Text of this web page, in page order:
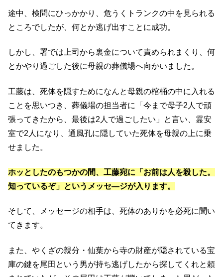
途中、検問にひっかかり、危うくトランクの中を見られる
ところでしたが、何とか逃げ出すことに成功。
しかし、署では上司から裏金について責められまくり、何
とかやり過ごした後に母親の葬儀場へ向かいました。
工藤は、死体を隠すためになんと母親の棺桶の中に入れる
ことを思いつき、葬儀場の担当者に「今まで母子2人で頑
張ってきたから、最後は2人で過ごしたい」と言い、霊安
室で2人になり、通風孔に隠していた死体を母親の上に乗
せました。
ホッとしたのもつかの間、工藤宛に「お前は人を殺した。
知っているぞ」というメッセ―ジが入ります。
そして、メッセージの相手は、死体のありかを必死に聞い
てきます。
また、やくざの親分・仙葉から寺の財産が隠されている宝
庫の鍵を尾田という男が持ち逃げしたから探してくれと頼